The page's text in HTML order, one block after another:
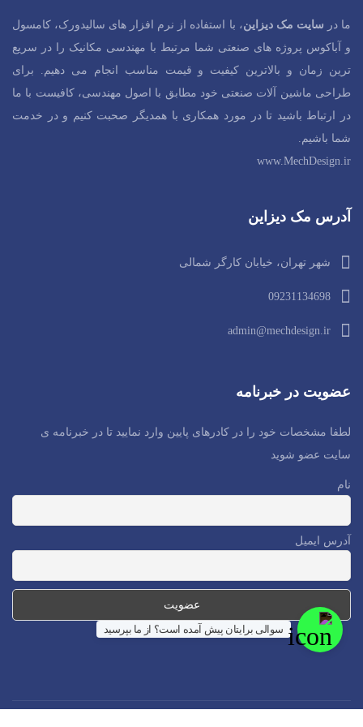
ما در سایت مک دیزاین، با استفاده از نرم افزار های سالیدورک، کامسول
و آباکوس پروژه های صنعتی شما مرتبط با مهندسی مکانیک را در سریع
ترین زمان و بالاترین کیفیت و قیمت مناسب انجام می دهیم. برای
طراحی ماشین آلات صنعتی خود مطابق با اصول مهندسی، کافیست با ما
در ارتباط باشید تا در مورد همکاری با همدیگر صحبت کنیم و در خدمت
شما باشیم.
www.MechDesign.ir
آدرس مک دیزاین
شهر تهران، خیابان کارگر شمالی
09231134698
admin@mechdesign.ir
عضویت در خبرنامه
لطفا مشخصات خود را در کادرهای پایین وارد نمایید تا در خبرنامه ی
سایت عضو شوید
نام
آدرس ایمیل
سوالی برایتان پیش آمده است؟ از ما بپرسید